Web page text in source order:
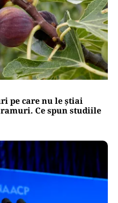
pe care nu le știai
Ce spun studiile